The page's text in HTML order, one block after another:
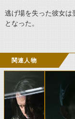
逃げ場を失った彼女は
となった。
関連人物